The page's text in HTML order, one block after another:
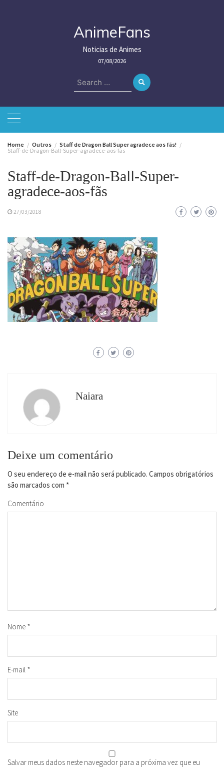
AnimeFans
Noticias de Animes
07/08/2026
Search
for:
Home Outros
Staff de Dragon Ball Super agradece aos fãs!
Staff-de-Dragon-Ball-Super-agradece-aos-fãs
Staff-de-Dragon-Ball-Super-
agradece-aos-fãs
27/03/2018
Naiara
Deixe um comentário
O seu endereço de e-mail não será publicado. Campos obrigatórios
são marcados com *
Comentário
Nome *
E-mail *
Site
Salvar meus dados neste navegador para a próxima vez que eu